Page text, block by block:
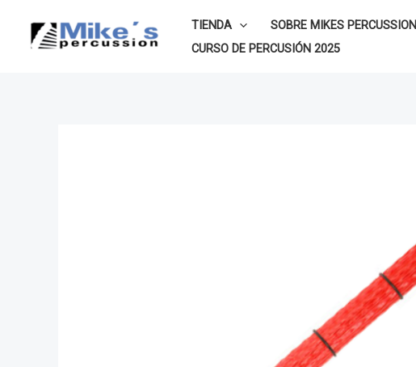
TIENDA SOBRE MIKES PERCUSSION
CURSO DE PERCUSIÓN 2025